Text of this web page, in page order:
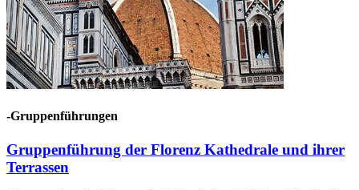
-Gruppenführungen
Gruppenführung der Florenz Kathedrale und ihrer
Terrassen